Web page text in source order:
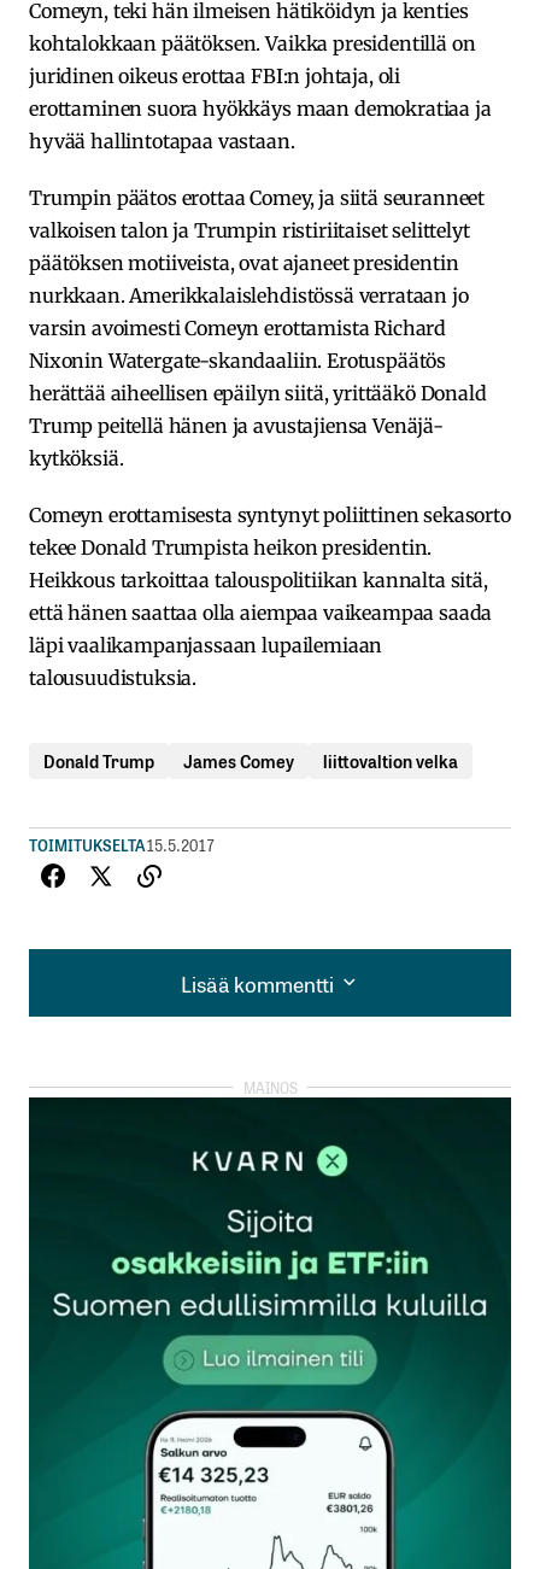
Comeyn, teki hän ilmeisen hätiköidyn ja kenties
kohtalokkaan päätöksen. Vaikka presidentillä on
juridinen oikeus erottaa FBI:n johtaja, oli
erottaminen suora hyökkäys maan demokratiaa ja
hyvää hallintotapaa vastaan.
Trumpin päätos erottaa Comey, ja siitä seuranneet
valkoisen talon ja Trumpin ristiriitaiset selittelyt
päätöksen motiiveista, ovat ajaneet presidentin
nurkkaan. Amerikkalaislehdistössä verrataan jo
varsin avoimesti Comeyn erottamista Richard
Nixonin Watergate-skandaaliin. Erotuspäätös
herättää aiheellisen epäilyn siitä, yrittääkö Donald
Trump peitellä hänen ja avustajiensa Venäjä-
kytköksiä.
Comeyn erottamisesta syntynyt poliittinen sekasorto
tekee Donald Trumpista heikon presidentin.
Heikkous tarkoittaa talouspolitiikan kannalta sitä,
että hänen saattaa olla aiempaa vaikeampaa saada
läpi vaalikampanjassaan lupailemiaan
talousuudistuksia.
Donald Trump James Comey liittovaltion velka
TOIMITUKSELTA15.5.2017
Lisää kommentti
Lisää kommentti
kirjautua
rekisteröityä
Sähköpostiosoitettasi ei julkaista.Pakolliset
kentät on merkitty*
Kommentti*